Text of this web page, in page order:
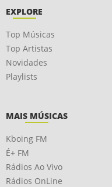
EXPLORE
Top Músicas
Top Artistas
Novidades
Playlists
MAIS MÚSICAS
Kboing FM
É+ FM
Rádios Ao Vivo
Rádios OnLine